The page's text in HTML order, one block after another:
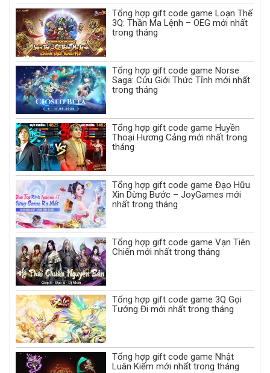
Tổng hợp gift code game Loạn Thế
3Q: Thần Ma Lệnh – OEG mới nhất
trong tháng
Tổng hợp gift code game Norse
Saga: Cửu Giới Thức Tỉnh mới nhất
trong tháng
Tổng hợp gift code game Huyền
Thoại Hương Cảng mới nhất trong
tháng
Tổng hợp gift code game Đạo Hữu
Xin Dừng Bước – JoyGames mới
nhất trong tháng
Tổng hợp gift code game Vạn Tiên
Chiến mới nhất trong tháng
Tổng hợp gift code game 3Q Gọi
Tướng Đi mới nhất trong tháng
Tổng hợp gift code game Nhật
Luân Kiếm mới nhất trong tháng